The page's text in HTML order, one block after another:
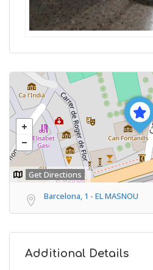
Get Directions
Barcelona, 1 - EL MASNOU
Additional Details